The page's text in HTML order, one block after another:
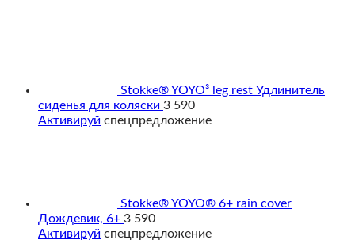
Stokke® YOYO³ leg rest Удлинитель
сиденья для коляски 3 590
Активируй спецпредложение
Stokke® YOYO® 6+ rain cover
Дождевик, 6+ 3 590
Активируй спецпредложение